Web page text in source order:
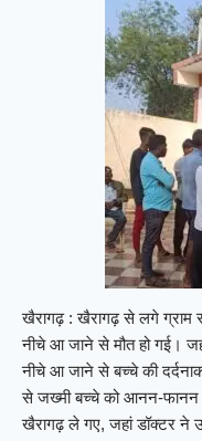
खैरागढ़ : खैरागढ़ से लगे ग्राम
नीचे आ जाने से मौत हो गई।
नीचे आ जाने से बच्चे की
से जख्मी बच्चे को आनन-फानन में
खैरागढ़ ले गए, जहां डॉक्टर ने